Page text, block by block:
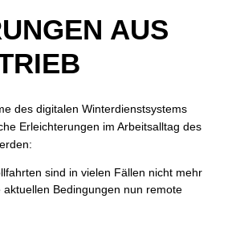
AUS
des digitalen Winterdienstsystems
Erleichterungen im Arbeitsalltag des
sind in vielen Fällen nicht mehr
aktuellen Bedingungen nun remote